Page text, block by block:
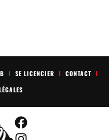
SE LICENCIER
CONTACT